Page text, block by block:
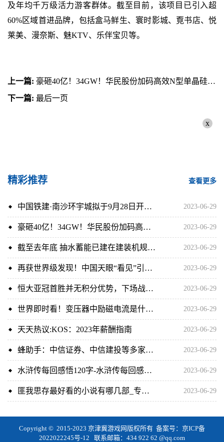
及年均千万级活力游客群体。截至目前，该项目已引入超
60%区域首进品牌，包括盒马鲜生、寰时影城、覔书店、悦
莱美、漫奈斯、魅KTV、乐伴宝贝等。
上一篇: 豪砸40亿！34GW！华民股份加码高效N型单晶硅棒及硅片项目|每日消息
下一篇: 最后一页
x
精彩推荐 查看更多
中国铁建·南沙环宇城拟于9月28日开业 为广州首座环宇城 2023-06-29
豪砸40亿！34GW！华民股份加码高效N型单晶硅棒及硅片项目|每日消息 2023-06-29
截至去年底 抽水蓄能已建在建装机规模1.6亿千瓦_世界热闻 2023-06-29
再获世界级发现！中国天眼“看见”引力波踪影 天天快播报 2023-06-29
恒大亚冠首胜并无积分优势，下场战水原才是生死战，形势依然不妙 当前观察 2023-06-29
世界即时看！变压器中励磁电流是什么_什么是变压器的励磁电流 2023-06-29
天天热议:KOS：2023年薪酬指南 2023-06-29
蜂助手：中信证券、中信建投等多家机构于6月27日调研我司|每日速读 2023-06-29
水浒传每回感悟120字-水浒传每回感悟50字-世界快看 2023-06-29
匪我思存最好看的小说有哪几部_专访湖北作家匪我思存,写书16年,384万微博粉丝,却如履薄冰 2023-06-29
Copyright © 2015-2023 京津冀游戏网版权所有 备案号： 京ICP备
2022022245号-12 联系邮箱：434 922 62 @qq.com